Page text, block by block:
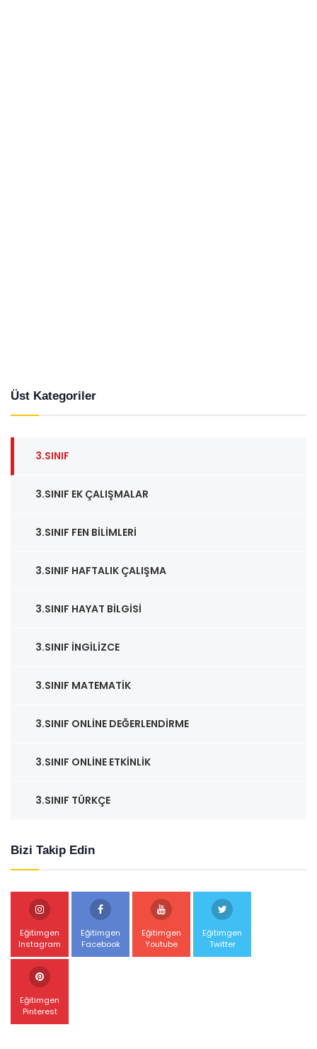
Üst Kategoriler
3.SINIF
3.SINIF EK ÇALIŞMALAR
3.SINIF FEN BILIMLERI
3.SINIF HAFTALIK ÇALIŞMA
3.SINIF HAYAT BILGISI
3.SINIF İNGILIZCE
3.SINIF MATEMATIK
3.SINIF ONLINE DEĞERLENDIRME
3.SINIF ONLINE ETKINLIK
3.SINIF TÜRKÇE
Bizi Takip Edin
Eğitimgen
Instagram
Eğitimgen
Facebook
Eğitimgen
Youtube
Eğitimgen
Twitter
Eğitimgen
Pinterest